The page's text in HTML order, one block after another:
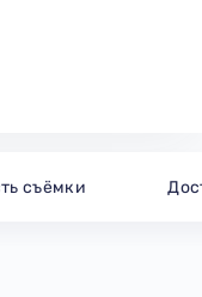
съёмки